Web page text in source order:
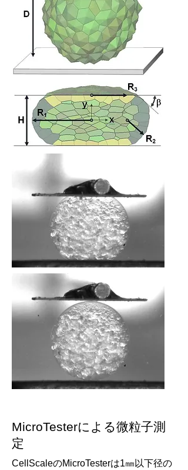
MicroTesterによる微粒子測
定
​CellScaleのMicroTesterは1㎜以下径の